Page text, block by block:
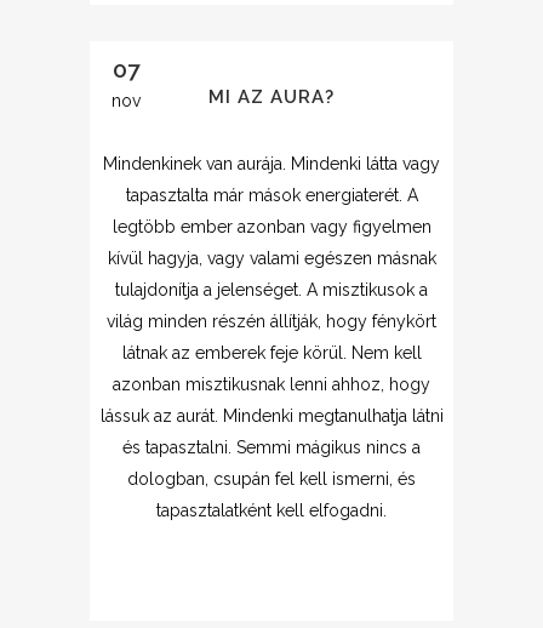
07
nov MI AZ AURA?
Mindenkinek van aurája. Mindenki látta vagy
tapasztalta már mások energiaterét. A
legtöbb ember azonban vagy figyelmen
kívül hagyja, vagy valami egészen másnak
tulajdonítja a jelenséget. A misztikusok a
világ minden részén állítják, hogy fénykört
látnak az emberek feje körül. Nem kell
azonban misztikusnak lenni ahhoz, hogy
lássuk az aurát. Mindenki megtanulhatja látni
és tapasztalni. Semmi mágikus nincs a
dologban, csupán fel kell ismerni, és
tapasztalatként kell elfogadni.